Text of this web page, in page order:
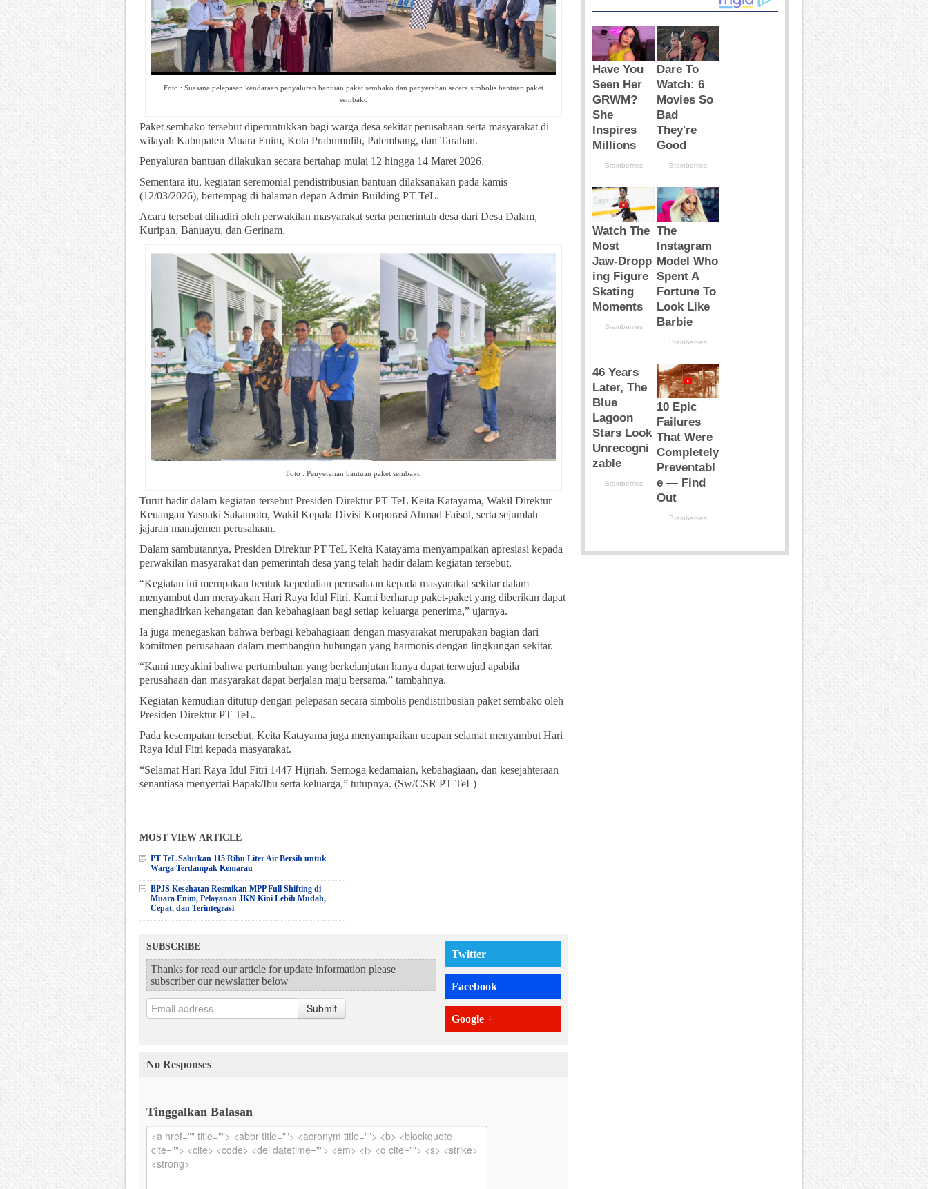
Foto : Suasana pelepasan kendaraan penyaluran bantuan paket sembako dan penyerahan secara simbolis bantuan paket
sembako
Paket sembako tersebut diperuntukkan bagi warga desa sekitar perusahaan serta masyarakat di
wilayah Kabupaten Muara Enim, Kota Prabumulih, Palembang, dan Tarahan.
Penyaluran bantuan dilakukan secara bertahap mulai 12 hingga 14 Maret 2026.
Sementara itu, kegiatan seremonial pendistribusian bantuan dilaksanakan pada kamis
(12/03/2026), bertempag di halaman depan Admin Building PT TeL.
Acara tersebut dihadiri oleh perwakilan masyarakat serta pemerintah desa dari Desa Dalam,
Kuripan, Banuayu, dan Gerinam.
Foto : Penyerahan bantuan paket sembako
Turut hadir dalam kegiatan tersebut Presiden Direktur PT TeL Keita Katayama, Wakil Direktur
Keuangan Yasuaki Sakamoto, Wakil Kepala Divisi Korporasi Ahmad Faisol, serta sejumlah
jajaran manajemen perusahaan.
Dalam sambutannya, Presiden Direktur PT TeL Keita Katayama menyampaikan apresiasi kepada
perwakilan masyarakat dan pemerintah desa yang telah hadir dalam kegiatan tersebut.
“Kegiatan ini merupakan bentuk kepedulian perusahaan kepada masyarakat sekitar dalam
menyambut dan merayakan Hari Raya Idul Fitri. Kami berharap paket-paket yang diberikan dapat
menghadirkan kehangatan dan kebahagiaan bagi setiap keluarga penerima,” ujarnya.
Ia juga menegaskan bahwa berbagi kebahagiaan dengan masyarakat merupakan bagian dari
komitmen perusahaan dalam membangun hubungan yang harmonis dengan lingkungan sekitar.
“Kami meyakini bahwa pertumbuhan yang berkelanjutan hanya dapat terwujud apabila
perusahaan dan masyarakat dapat berjalan maju bersama,” tambahnya.
Kegiatan kemudian ditutup dengan pelepasan secara simbolis pendistribusian paket sembako oleh
Presiden Direktur PT TeL.
Pada kesempatan tersebut, Keita Katayama juga menyampaikan ucapan selamat menyambut Hari
Raya Idul Fitri kepada masyarakat.
“Selamat Hari Raya Idul Fitri 1447 Hijriah. Semoga kedamaian, kebahagiaan, dan kesejahteraan
senantiasa menyertai Bapak/Ibu serta keluarga,” tutupnya. (Sw/CSR PT TeL)
MOST VIEW ARTICLE
PT TeL Salurkan 115 Ribu Liter Air Bersih untuk
Warga Terdampak Kemarau
BPJS Kesehatan Resmikan MPP Full Shifting di
Muara Enim, Pelayanan JKN Kini Lebih Mudah,
Cepat, dan Terintegrasi
SUBSCRIBE
Thanks for read our article for update information please
subscriber our newslatter below
Submit
Twitter
Facebook
Google +
No Responses
Tinggalkan Balasan